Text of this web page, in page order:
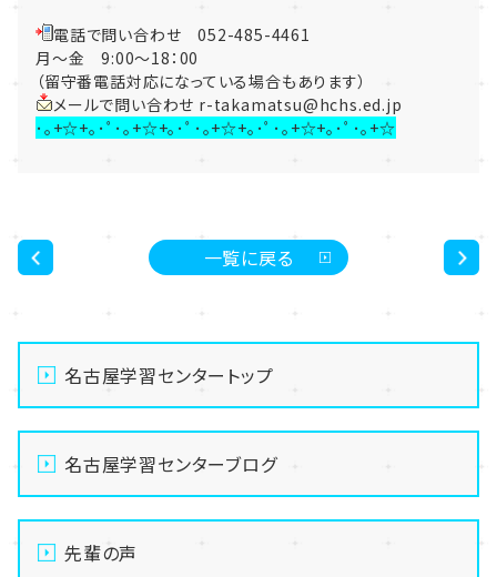
電話で問い合わせ 052-485-4461
月～金 9:00～18：00
（留守番電話対応になっている場合もあります）
メールで問い合わせ r-takamatsu@hchs.ed.jp
･｡+☆+｡･ﾟ･｡+☆+｡･ﾟ･｡+☆+｡･ﾟ･｡+☆+｡･ﾟ･｡+☆
一覧に戻る
名古屋学習センタートップ
名古屋学習センターブログ
先輩の声